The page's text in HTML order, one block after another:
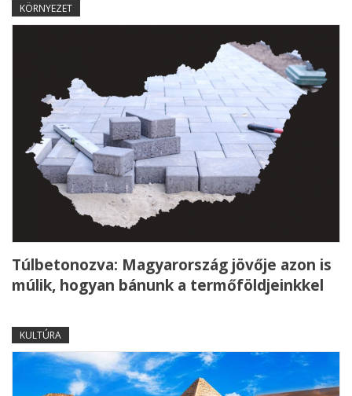
KÖRNYEZET
Túlbetonozva: Magyarország jövője azon is
múlik, hogyan bánunk a termőföldjeinkkel
KULTÚRA